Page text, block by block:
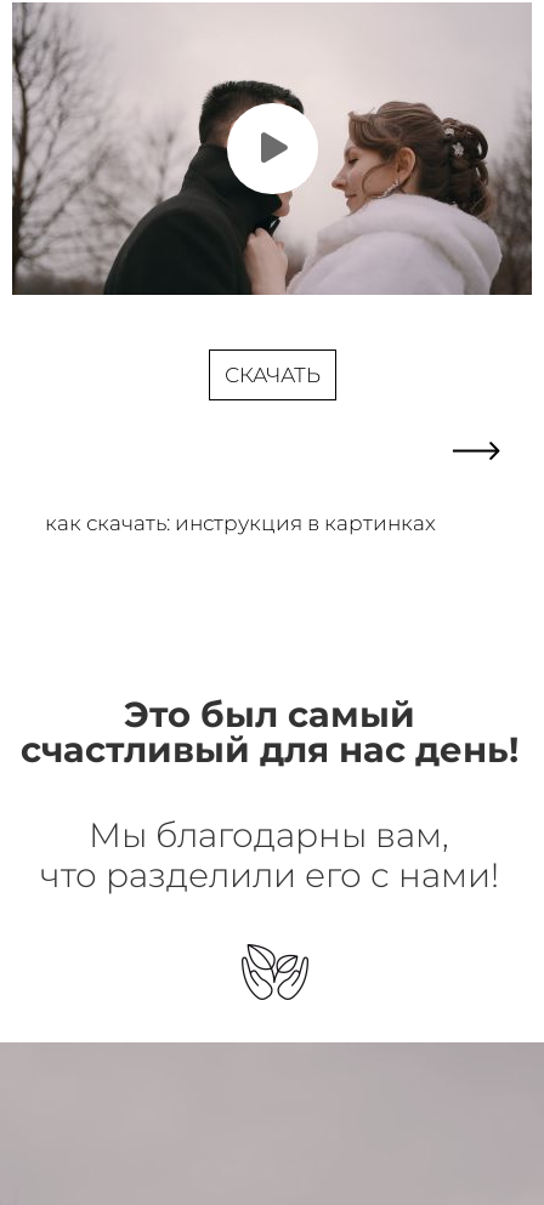
СКАЧАТЬ
как скачать: инструкция в картинках
Это был самый
счастливый для нас день!
Мы благодарны вам,
что разделили его с нами!